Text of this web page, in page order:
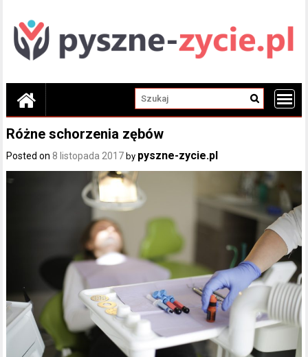
content
Różne schorzenia zębów
Posted on 8 listopada 2017 by pyszne-zycie.pl